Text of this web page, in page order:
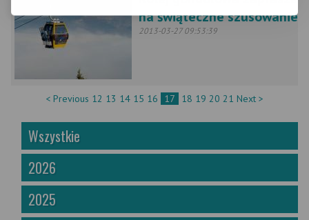
na świąteczne szusowanie
2013-03-27 09:53:39
< Previous 12 13 14 15 16 17 18 19 20 21 Next >
Wszystkie
2026
2025